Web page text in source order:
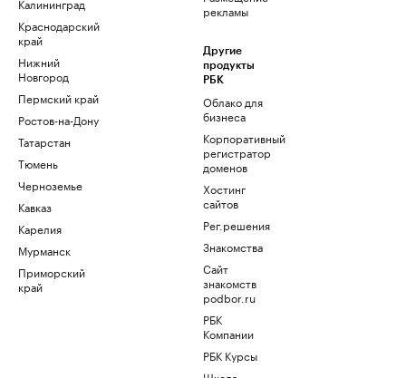
Краснодарский
край
Нижний
Новгород
Пермский край
Ростов-на-Дону
Татарстан
Тюмень
Черноземье
Кавказ
Карелия
Мурманск
Приморский
край
рекламы
Другие
продукты
РБК
Облако для
бизнеса
Корпоративный
регистратор
доменов
Хостинг
сайтов
Рег.решения
Знакомства
Сайт
знакомств
podbor.ru
РБК
Компании
РБК Курсы